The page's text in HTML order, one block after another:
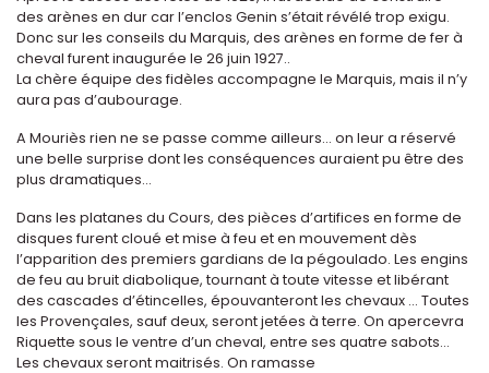
des arènes en dur car l’enclos Genin s’était révélé trop exigu.
Donc sur les conseils du Marquis, des arènes en forme de fer à
cheval furent inaugurée le 26 juin 1927..
La chère équipe des fidèles accompagne le Marquis, mais il n’y
aura pas d’aubourage.
A Mouriès rien ne se passe comme ailleurs... on leur a réservé
une belle surprise dont les conséquences auraient pu être des
plus dramatiques...
Dans les platanes du Cours, des pièces d’artifices en forme de
disques furent cloué et mise à feu et en mouvement dès
l’apparition des premiers gardians de la pégoulado. Les engins
de feu au bruit diabolique, tournant à toute vitesse et libérant
des cascades d’étincelles, épouvanteront les chevaux ... Toutes
les Provençales, sauf deux, seront jetées à terre. On apercevra
Riquette sous le ventre d’un cheval, entre ses quatre sabots...
Les chevaux seront maitrisés. On ramasse